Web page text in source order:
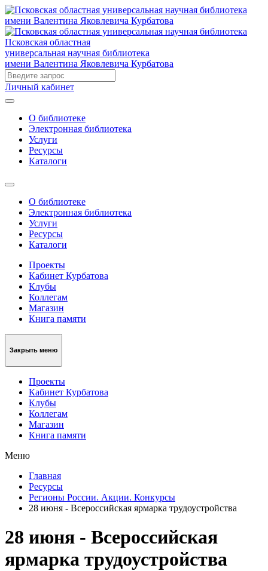
Псковская областная
универсальная научная библиотека
имени Валентина Яковлевича Курбатова
Личный кабинет
О библиотеке
Электронная библиотека
Услуги
Ресурсы
Каталоги
О библиотеке
Электронная библиотека
Услуги
Ресурсы
Каталоги
Проекты
Кабинет Курбатова
Клубы
Коллегам
Магазин
Книга памяти
Закрыть меню
Проекты
Кабинет Курбатова
Клубы
Коллегам
Магазин
Книга памяти
Меню
Главная
Ресурсы
Регионы России. Акции. Конкурсы
28 июня - Всероссийская ярмарка трудоустройства
28 июня - Всероссийская
ярмарка трудоустройства